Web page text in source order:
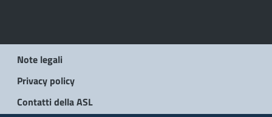
Note legali
Privacy policy
Contatti della ASL